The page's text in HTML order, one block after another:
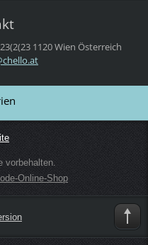
1120 Wien Österreich
llo.at
vorbehalten.
Online-Shop